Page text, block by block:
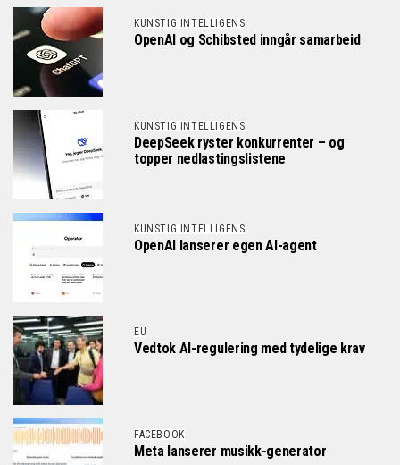
KUNSTIG INTELLIGENS
OpenAI og Schibsted inngår samarbeid
KUNSTIG INTELLIGENS
DeepSeek ryster konkurrenter – og
topper nedlastingslistene
KUNSTIG INTELLIGENS
OpenAI lanserer egen AI-agent
EU
Vedtok AI-regulering med tydelige krav
FACEBOOK
Meta lanserer musikk-generator